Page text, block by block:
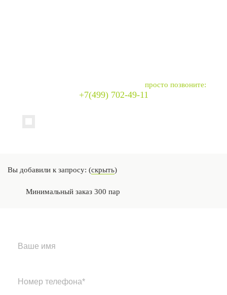
просто позвоните:
+7(499) 702-49-11
Вы добавили к запросу: (скрыть)
Минимальный заказ 300 пар